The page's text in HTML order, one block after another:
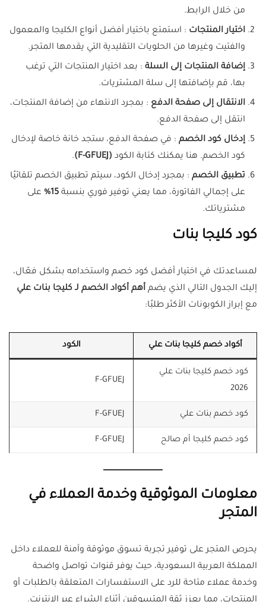
من خلال الرابط.
اختيار المنتجات : استمتع باختيار أفضل أنواع الكليجا والمعمول
والفتيت وغيرها من الحلويات التقليدية التي يقدمها المتجر.
إضافة المنتجات إلى السلة : بعد اختيار المنتجات التي ترغب
بها، قم بإضافتها إلى سلة المشتريات.
الانتقال إلى صفحة الدفع : بمجرد الانتهاء من إضافة المنتجات،
انتقل إلى صفحة الدفع.
إدخال كود الخصم : في صفحة الدفع، ستجد خانة خاصة لإدخال
كود الخصم. هنا يمكنك كتابة الكود (F-GFUEJ)
.
تطبيق الخصم : بمجرد إدخال الكود، سيتم تطبيق الخصم تلقائيًا
على إجمالي الفاتورة، مما يعني توفير فوري بنسبة 15%
على
مشترياتك.
كود كليجا بنات
لمساعدتك في اختيار أفضل كود خصم واستخدامه بشكل فعّال،
إليك الجدول التالي الذي يضم أهم أكواد الخصم لـ كليجا بنات علي
مع إبراز الكوبونات الأكثر طلبًا:
أكواد خصم كليجا بنات علي الكود
كود خصم كليجا بنات علي
2026
F-GFUEJ
كود خصم بنات علي F-GFUEJ
كود خصم كليجا أم صالح F-GFUEJ
معلومات الموثوقية وخدمة العملاء في
المتجر
يحرص المتجر على توفير تجربة تسوق موثوقة وآمنة للعملاء داخل
المملكة العربية السعودية، حيث يوفر قنوات تواصل واضحة
وخدمة عملاء متاحة للرد على الاستفسارات المتعلقة بالطلبات أو
المنتجات، مما يعزز ثقة المتسوقين أثناء الشراء عبر الإنترنت.